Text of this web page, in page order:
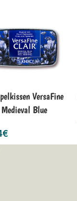
VersaFine
Blue
€